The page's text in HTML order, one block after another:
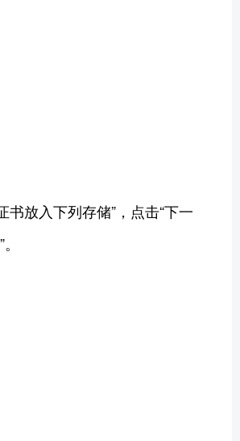
书放入下列存储”，点击“下一